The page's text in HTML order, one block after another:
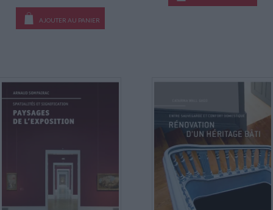
AJOUTER AU PANIER